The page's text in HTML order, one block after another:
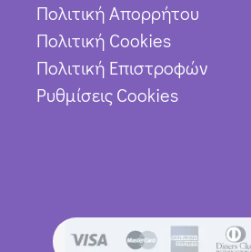
Πολιτική Απορρήτου
Πολιτική Cookies
Πολιτική Επιστροφών
Ρυθμίσεις Cookies